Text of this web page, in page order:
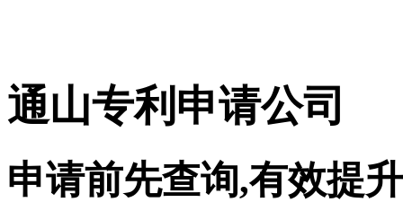
通山专利申请公司
申请前先查询,有效提